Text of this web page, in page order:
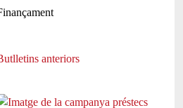
anteriors